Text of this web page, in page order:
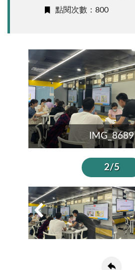
點閱次數：800
IMG_8689
IMG_8684
2/5